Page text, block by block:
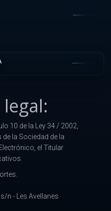
10 de la Ley 34 / 2002,
de la Sociedad de la
el Titular
n - Les Avellanes